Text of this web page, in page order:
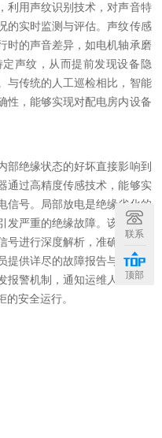
利用声纹识别技术，对声音特
的实时监测与评估。声纹传感
时的声音差异，如电机轴承磨
声纹，从而提前发现设备隐
与传统的人工巡检相比，智能
性，能够实现对配电房内设备
部绝缘状态的好坏直接影响到
通过高精度传感技术，能够实
信号。局部放电是绝缘劣化的
严重的绝缘故障。该传感器
进行深度解析，准确判断放
供详尽的故障报告与预警信
警机制，通知运维人员迅速
安全运行。
联系
顶部